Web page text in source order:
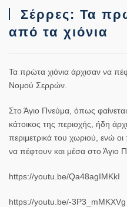
Σέρρες: Τα
από τα χιόνια
Τα πρώτα χιόνια άρχισαν να
Νομού Σερρών.
Στο Άγιο Πνεύμα, όπως
κάτοικος της περιοχής, ήδη
περιμετρικά του χωριού, ενώ
να πέφτουν και μέσα στο Άγιο
https://youtu.be/Qa48agIMKkI
https://youtu.be/-3P3_mMKXVg